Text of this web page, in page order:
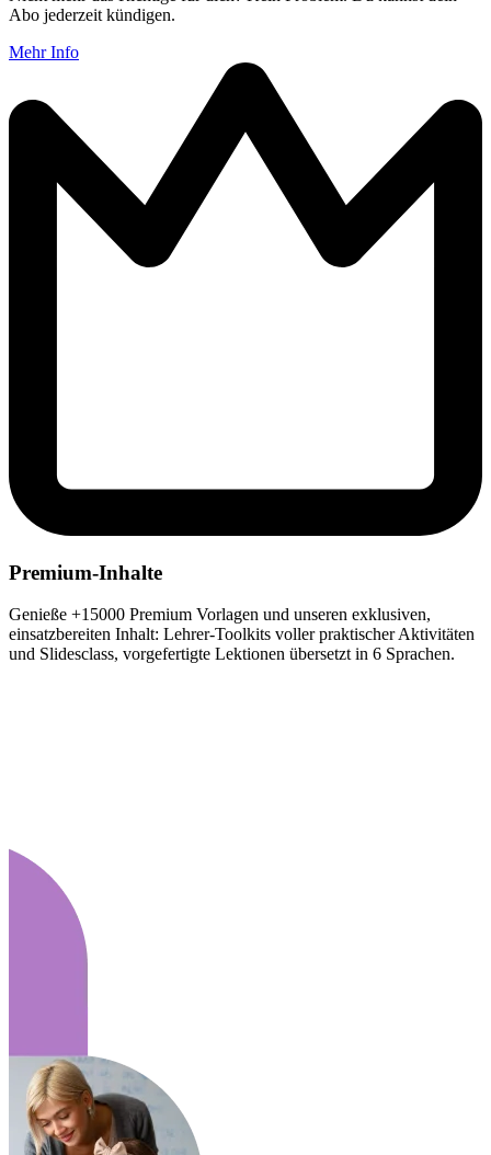
Abo jederzeit kündigen.
Mehr Info
Premium-Inhalte
Genieße +15000 Premium Vorlagen und unseren exklusiven,
einsatzbereiten Inhalt: Lehrer-Toolkits voller praktischer Aktivitäten
und Slidesclass, vorgefertigte Lektionen übersetzt in 6 Sprachen.